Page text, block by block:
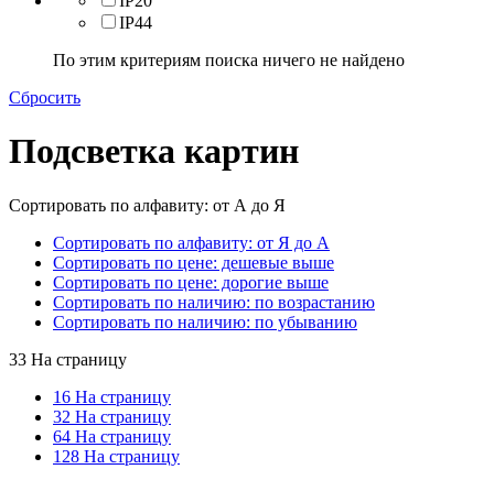
IP44
По этим критериям поиска ничего не найдено
Сбросить
Подсветка картин
Сортировать по алфавиту: от А до Я
Сортировать по алфавиту: от Я до А
Сортировать по цене: дешевые выше
Сортировать по цене: дорогие выше
Сортировать по наличию: по возрастанию
Сортировать по наличию: по убыванию
33 На страницу
16 На страницу
32 На страницу
64 На страницу
128 На страницу